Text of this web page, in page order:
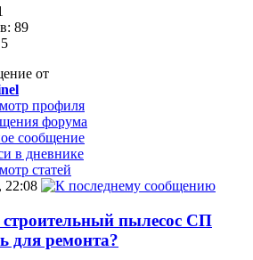
89
от
профиля
форума
сообщение
в дневнике
статей
22:08
пылесос СП
для ремонта?